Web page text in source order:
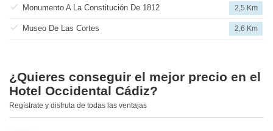
Monumento A La Constitución De 1812 2,5 Km
Museo De Las Cortes 2,6 Km
¿Quieres conseguir el mejor precio en el
Hotel Occidental Cádiz?
Regístrate y disfruta de todas las ventajas